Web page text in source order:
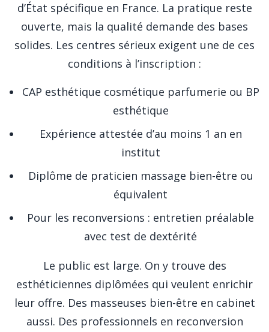
d’État spécifique en France. La pratique reste
ouverte, mais la qualité demande des bases
solides. Les centres sérieux exigent une de ces
conditions à l’inscription :
CAP esthétique cosmétique parfumerie ou BP
esthétique
Expérience attestée d’au moins 1 an en
institut
Diplôme de praticien massage bien-être ou
équivalent
Pour les reconversions : entretien préalable
avec test de dextérité
Le public est large. On y trouve des
esthéticiennes diplômées qui veulent enrichir
leur offre. Des masseuses bien-être en cabinet
aussi. Des professionnels en reconversion